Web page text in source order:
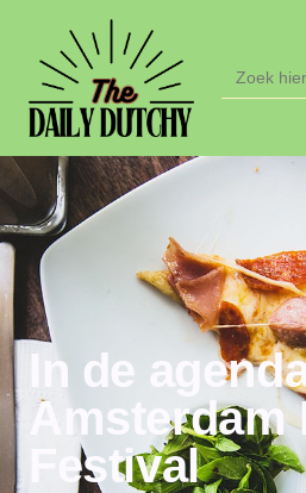
naar:
In de
Amsterdam
Festival